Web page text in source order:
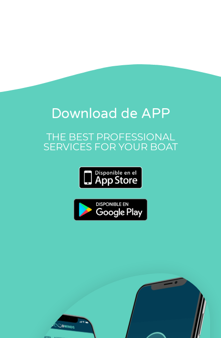
Download de APP
THE BEST PROFESSIONAL
SERVICES FOR YOUR BOAT